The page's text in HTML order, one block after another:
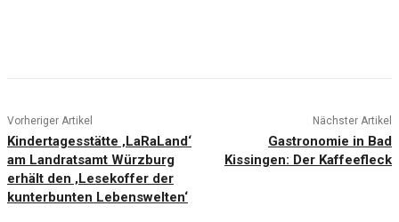
Vorheriger Artikel
Kindertagesstätte ‚LaRaLand‘
am Landratsamt Würzburg
erhält den ‚Lesekoffer der
kunterbunten Lebenswelten‘
Nächster Artikel
Gastronomie in Bad
Kissingen: Der Kaffeefleck